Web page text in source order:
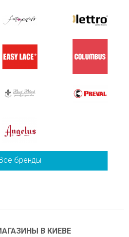
Все бренды
В КИЕВЕ